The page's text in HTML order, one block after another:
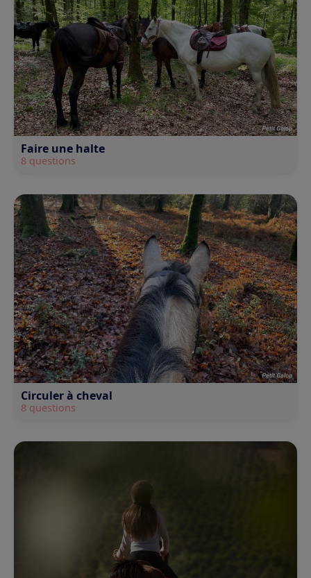
Faire une halte
8 questions
Circuler à cheval
8 questions